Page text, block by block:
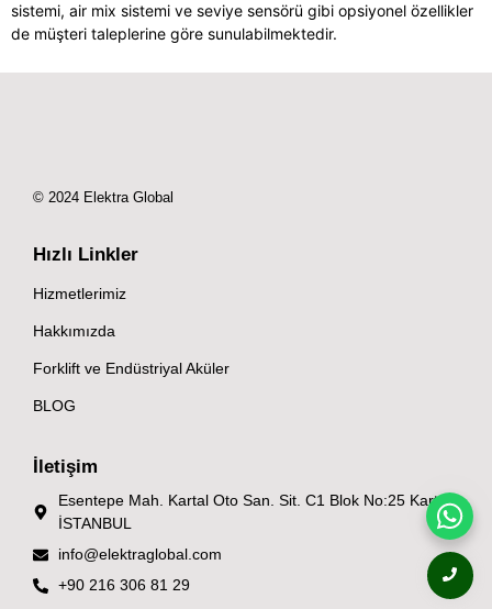
sistemi, air mix sistemi ve seviye sensörü gibi opsiyonel özellikler
de müşteri taleplerine göre sunulabilmektedir.
© 2024 Elektra Global
Hızlı Linkler
Hizmetlerimiz
Hakkımızda
Forklift ve Endüstriyal Aküler
BLOG
İletişim
Esentepe Mah. Kartal Oto San. Sit. C1 Blok No:25 Kartal/
İSTANBUL
info@elektraglobal.com
+90 216 306 81 29